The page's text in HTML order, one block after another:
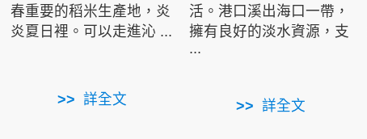
春重要的稻米生產地，炎
炎夏日裡。可以走進沁 ...
詳全文
活。港口溪出海口一帶，
擁有良好的淡水資源，支
...
詳全文